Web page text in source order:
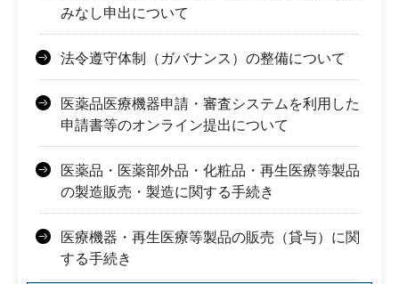
みなし申出について
法令遵守体制（ガバナンス）の整備について
医薬品医療機器申請・審査システムを利用した
申請書等のオンライン提出について
医薬品・医薬部外品・化粧品・再生医療等製品
の製造販売・製造に関する手続き
医療機器・再生医療等製品の販売（貸与）に関
する手続き